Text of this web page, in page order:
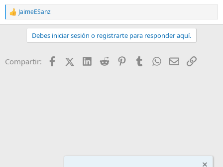
R
e
o
JaimeESanz
Debes iniciar sesión o registrarte para responder aquí.
Compartir: FacebookX (Twitter)
LinkedIn
Reddit PinterestTumblr WhatsApp
EmailEnlace